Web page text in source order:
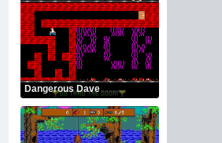
Dangerous Dave